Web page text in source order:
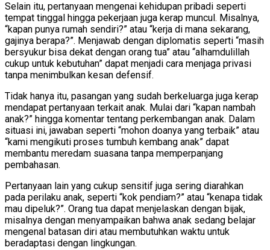
Selain itu, pertanyaan mengenai kehidupan pribadi seperti
tempat tinggal hingga pekerjaan juga kerap muncul. Misalnya,
“kapan punya rumah sendiri?” atau “kerja di mana sekarang,
gajinya berapa?”. Menjawab dengan diplomatis seperti “masih
bersyukur bisa dekat dengan orang tua” atau “alhamdulillah
cukup untuk kebutuhan” dapat menjadi cara menjaga privasi
tanpa menimbulkan kesan defensif.
Tidak hanya itu, pasangan yang sudah berkeluarga juga kerap
mendapat pertanyaan terkait anak. Mulai dari “kapan nambah
anak?” hingga komentar tentang perkembangan anak. Dalam
situasi ini, jawaban seperti “mohon doanya yang terbaik” atau
“kami mengikuti proses tumbuh kembang anak” dapat
membantu meredam suasana tanpa memperpanjang
pembahasan.
Pertanyaan lain yang cukup sensitif juga sering diarahkan
pada perilaku anak, seperti “kok pendiam?” atau “kenapa tidak
mau dipeluk?”. Orang tua dapat menjelaskan dengan bijak,
misalnya dengan menyampaikan bahwa anak sedang belajar
mengenal batasan diri atau membutuhkan waktu untuk
beradaptasi dengan lingkungan.